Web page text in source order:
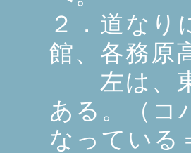
２．道なり
館、各務原
左は、東
ある。（コ
なっている